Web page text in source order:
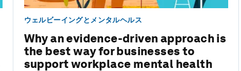
ウェルビーイングとメンタルヘルス
Why an evidence-driven approach is
the best way for businesses to
support workplace mental health